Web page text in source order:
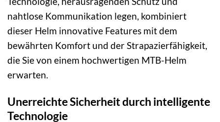
nahtlose Kommunikation legen, kombiniert
dieser Helm innovative Features mit dem
bewährten Komfort und der Strapazierfähigkeit,
die Sie von einem hochwertigen MTB-Helm
erwarten.
Unerreichte Sicherheit durch intelligente
Technologie